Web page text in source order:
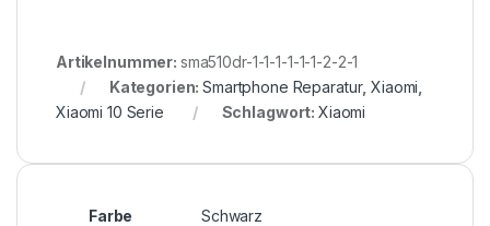
Artikelnummer: sma510dr-1-1-1-1-1-1-2-2-1
Kategorien:Smartphone Reparatur,Xiaomi
Xiaomi 10 Serie
Schlagwort: Xiaomi
Farbe Schwarz